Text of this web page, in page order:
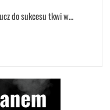
do sukcesu tkwi w…